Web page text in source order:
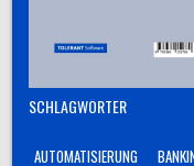
SCHLAGWÖRTER
AUTOMATISIERUNG